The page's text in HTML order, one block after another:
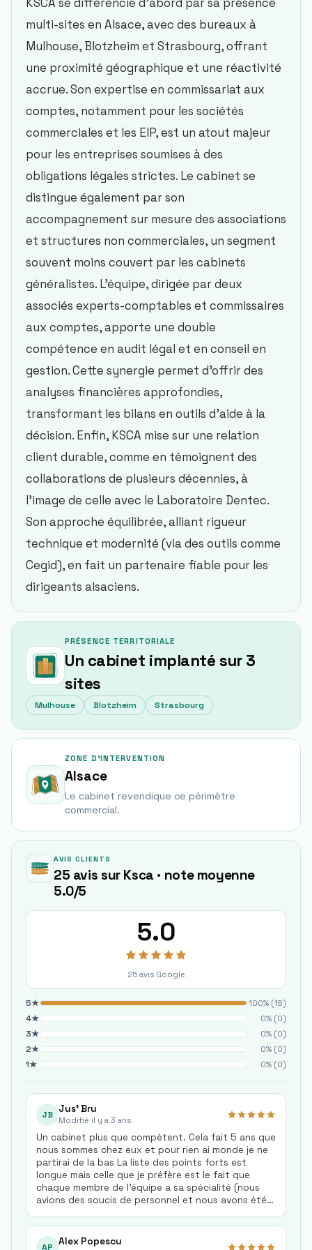
multi-sites en Alsace, avec des bureaux à
Mulhouse, Blotzheim et Strasbourg, offrant
une proximité géographique et une réactivité
accrue. Son expertise en commissariat aux
comptes, notamment pour les sociétés
commerciales et les EIP, est un atout majeur
pour les entreprises soumises à des
obligations légales strictes. Le cabinet se
distingue également par son
accompagnement sur mesure des associations
et structures non commerciales, un segment
souvent moins couvert par les cabinets
généralistes. L’équipe, dirigée par deux
associés experts-comptables et commissaires
aux comptes, apporte une double
compétence en audit légal et en conseil en
gestion. Cette synergie permet d’offrir des
analyses financières approfondies,
transformant les bilans en outils d’aide à la
décision. Enfin, KSCA mise sur une relation
client durable, comme en témoignent des
collaborations de plusieurs décennies, à
l’image de celle avec le Laboratoire Dentec.
Son approche équilibrée, alliant rigueur
technique et modernité (via des outils comme
Cegid), en fait un partenaire fiable pour les
dirigeants alsaciens.
PRÉSENCE TERRITORIALE
Un cabinet implanté sur 3
sites
Mulhouse Blotzheim Strasbourg
ZONE D'INTERVENTION
Alsace
Le cabinet revendique ce périmètre
commercial.
AVIS CLIENTS
25 avis sur Ksca · note moyenne
5.0/5
5.0
25avis Google
5★ 100% (18)
4★ 0% (0)
3★ 0% (0)
2★ 0% (0)
1★ 0% (0)
JB Jus' Bru
Modifié il y a 3 ans
Un cabinet plus que compétent. Cela fait 5 ans que
nous sommes chez eux et pour rien ai monde je ne
partirai de la bas La liste des points forts est
longue mais celle que je préfère est le fait que
chaque membre de l'équipe a sa spécialité (nous
avions des soucis de personnel et nous avons été
et qui a su répondre à toutes nos questions et qui
nous dit quoi faire et ne pas faire) pour la TVA c'est
AP Alex Popescu